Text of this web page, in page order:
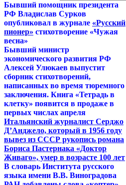
Бывший помощник президента
РФ Владислав Сурков
опубликовал в журнале «Русский
пионер» стихотворение «Чужая
весна»
Бывший министр
экономического развития РФ
Алексей Улюкаев выпустит
сборник стихотворений,
написанных во время тюремного
заключения. Книга «Тетрадь в
клетку» появится в продаже в
первых числах апреля
Итальянский журналист Серджо
Д’Анджело, который в 1956 году
вывез из СССР рукопись романа
Бориса Пастернака «Доктор
Живаго», умер в возрасте 100 лет
В словарь Института русского
языка имени В.В. Виноградова